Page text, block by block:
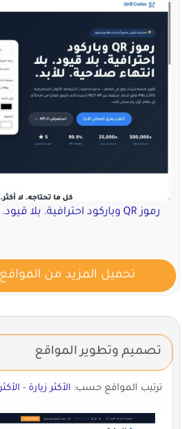
رموز QR وباركود احترافية. بلا قيود. بلا انتهاء صلاحية. للأبد.
تحميل المزيد من
تصميم وتطوير المواقع
ترتيب المواقع حسب: الأكثر زيارة-